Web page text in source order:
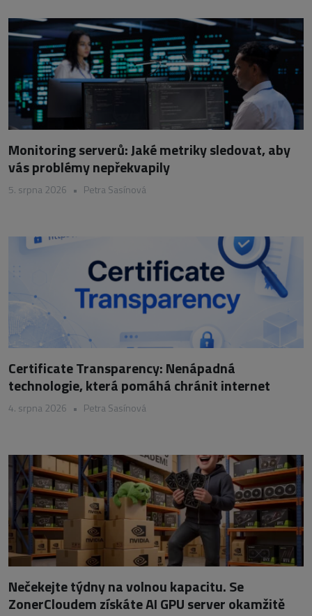
Monitoring serverů: Jaké metriky sledovat, aby
vás problémy nepřekvapily
5. srpna 2026 • Petra Sasínová
Certificate Transparency: Nenápadná
technologie, která pomáhá chránit internet
4. srpna 2026 • Petra Sasínová
Nečekejte týdny na volnou kapacitu. Se
ZonerCloudem získáte AI GPU server okamžitě